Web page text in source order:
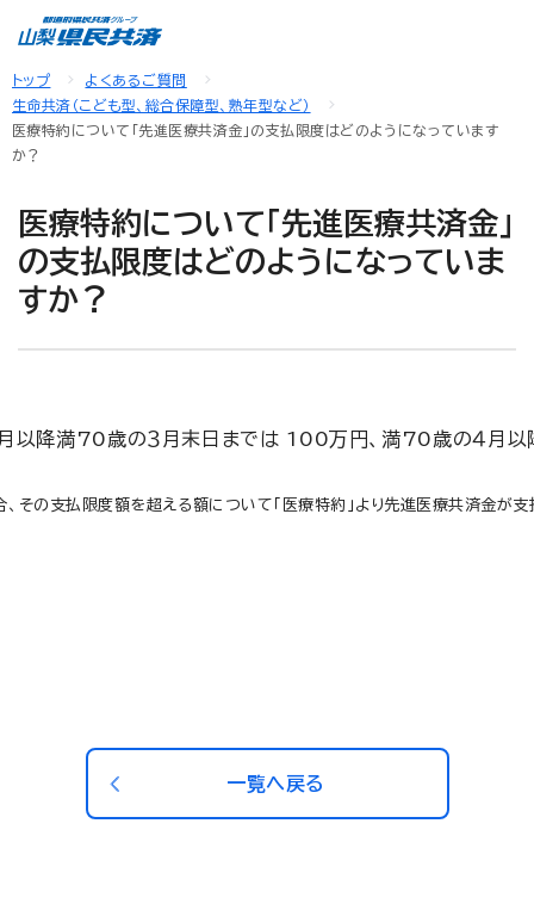
トップ
よくあるご質問
生命共済（こども型、総合保障型、熟年型など）
医療特約について「先進医療共済金」の支払限度はどのようになっています
か？
医療特約について「先進医療共済金」
の支払限度はどのようになっていま
すか？
以降満70歳の３月末日までは 100万円、満70歳の４
その支払限度額を超える額について「医療特約」より先進医療共済金が支
一覧へ戻る